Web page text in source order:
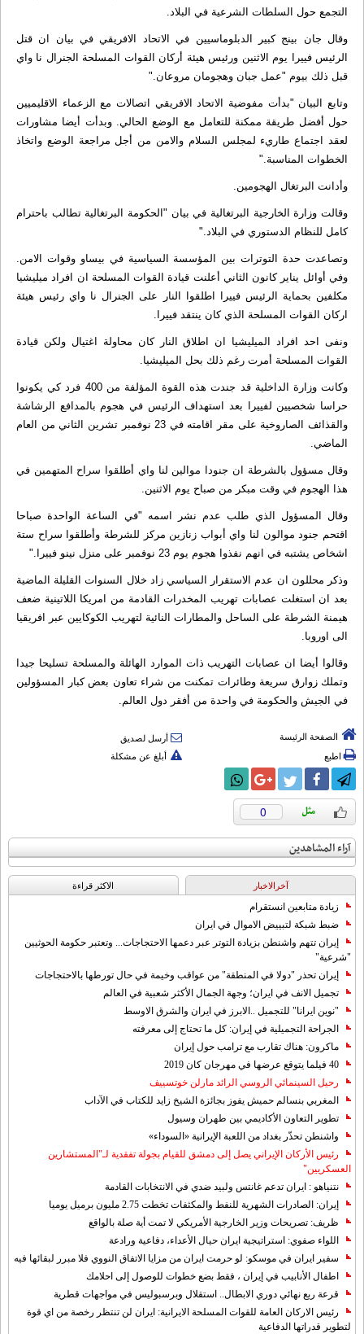
التجمع حول السلطات الشرعية في البلاد.
وقال جان بينج كبير الدبلوماسيين في الاتحاد الافريقي في بيان ان قتل
الرئيس فييرا يوم الاثنين ورئيس هيئة أركان القوات المسلحة الجنرال نا واي
قبل ذلك بيوم "عمل جبان وهجومان مروعان."
وتابع البيان "بدأت مفوضية الاتحاد الافريقي اتصالات مع الزعماء الاقليميين
حول أفضل طريقة ممكنة للتعامل مع الوضع الحالي. وبدأت أيضا مشاورات
لعقد اجتماع طاريء لمجلس السلام والامن من أجل مراجعة الوضع واتخاذ
الخطوات المناسبة."
وأدانت البرتغال الهجومين.
وقالت وزارة الخارجية البرتغالية في بيان "الحكومة البرتغالية تطالب باحترام
كامل للنظام الدستوري في البلاد."
وتصاعدت حدة التوترات بين المؤسسة السياسية في بيساو وقوات الامن.
وفي أوائل يناير كانون الثاني أعلنت قيادة القوات المسلحة ان افراد ميليشيا
مكلفين بحماية الرئيس فييرا اطلقوا النار على الجنرال نا واي رئيس هيئة
اركان القوات المسلحة الذي كان ينتقد فييرا.
ونفى احد افراد الميليشيا ان اطلاق النار كان محاولة اغتيال ولكن قيادة
القوات المسلحة أمرت رغم ذلك بحل الميليشيا.
وكانت وزارة الداخلية قد جندت هذه القوة المؤلفة من 400 فرد كي يكونوا
حراسا شخصيين لفييرا بعد استهداف الرئيس في هجوم بالمدافع الرشاشة
والقذائف الصاروخية على مقر اقامته في 23 نوفمبر تشرين الثاني من العام
الماضي.
وقال مسؤول بالشرطة ان جنودا موالين لنا واي أطلقوا سراح المتهمين في
هذا الهجوم في وقت مبكر من صباح يوم الاثنين.
وقال المسؤول الذي طلب عدم نشر اسمه "في الساعة الواحدة صباحا
اقتحم جنود موالون لنا واي أبواب زنازين مركز للشرطة وأطلقوا سراح ستة
اشخاص يشتبه في انهم نفذوا هجوم يوم 23 نوفمبر على منزل نينو فييرا."
وذكر محللون ان عدم الاستقرار السياسي زاد خلال السنوات القليلة الماضية
بعد ان استغلت عصابات تهريب المخدرات القادمة من امريكا اللاتينية ضعف
هيمنة الشرطة على الساحل والمطارات النائية لتهريب الكوكايين عبر افريقيا
الى اوروبا.
وقالوا أيضا ان عصابات التهريب ذات الموارد الهائلة والمسلحة تسليحا جيدا
وتملك زوارق سريعة وطائرات تمكنت من شراء تعاون بعض كبار المسؤولين
في الجيش والحكومة في واحدة من أفقر دول العالم.
الصفحة الرئيسة
أرسل لصديق
اطبع
أبلغ عن مشكلة
0
آراء المشاهدين
آخرالاخبار الاکثر قراءة
زيادة متابعين انستقرام
ضبط شبكة لتبييض الاموال في ايران
إيران تتهم واشنطن بزيادة التوتر عبر دعمها الاحتجاجات... وتعتبر حكومة الحوثيين
"شرعية"
إيران تحذر "دولا في المنطقة" من عواقب وخيمة في حال تورطها بالاحتجاجات
تجميل الانف في ايران؛ وجهة الجمال الأكثر شعبية في العالم
"نوين ايرانا" للتجميل ..الابرز في ايران والشرق الاوسط
الجراحة التجميلية في إيران: كل ما تحتاج إلى معرفته
ماكرون: هناك تقارب مع ترامب حول إيران
40 فيلما يتوقع عرضها في مهرجان كان 2019
رحيل السينمائي الروسي الرائد مارلن خوتسييف
المغربي بنسالم حميش يفوز بجائزة الشيخ زايد للكتاب في الآداب
تطوير التعاون الأكاديمي بين طهران وسيول
واشنطن تحذّر بغداد من اللعبة الإيرانية «السوداء»
رئيس الأركان الإيراني يصل إلى دمشق للقيام بجولة تفقدية لـ"المستشارين
العسكريين"
نتنياهو : ايران تدعم غانتس ولبيد ضدي في الانتخابات القادمة
إيران: الصادرات الشهریة للنفط والمكثفات تخطت 2.75 مليون برميل يوميا
ظريف: تصريحات وزير الخارجية الأمريكي لا تمت أية صلة بالواقع
اللواء صفوي: استراتيجية ايران حيال الأعداء، دفاعية ورادعة
سفير ايران في موسكو: لو حرمت ايران من مزايا الاتفاق النووي فلا مبرر لبقائها فيه
اطفال الأنابيب في إيران ، فقط بضع خطوات للوصول إلى احلامك
قرعة ربع نهائي دوري الابطال.. استقلال وبرسبوليس في مواجهات قطرية
رئيس الاركان العامة للقوات المسلحة الايرانية: ايران لن تنتظر رخصة من اي قوة
لتطوير قدراتها الدفاعية